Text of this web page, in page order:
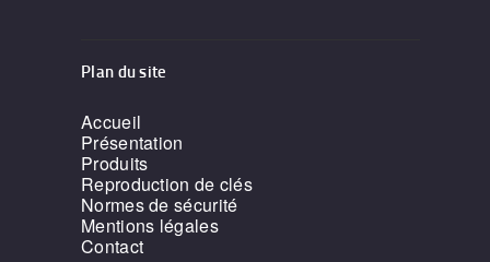
Plan du site
Accueil
Présentation
Produits
Reproduction de clés
Normes de sécurité
Mentions légales
Contact